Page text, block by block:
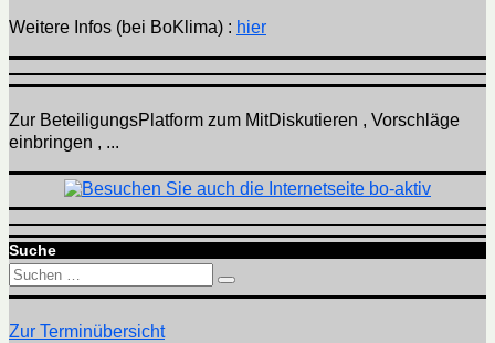
Weitere Infos (bei BoKlima) : hier
Zur BeteiligungsPlatform zum MitDiskutieren , Vorschläge
einbringen , ...
Suche
Suchen
nach:
Suchen
Zur Terminübersicht